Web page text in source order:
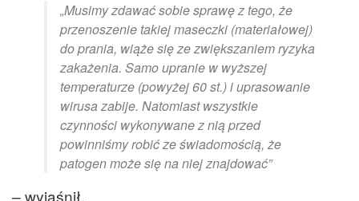
„Musimy zdawać sobie sprawę z tego, że
przenoszenie takiej maseczki (materiałowej)
do prania, wiąże się ze zwiększaniem ryzyka
zakażenia. Samo upranie w wyższej
temperaturze (powyżej 60 st.) i uprasowanie
wirusa zabije. Natomiast wszystkie
czynności wykonywane z nią przed
powinniśmy robić ze świadomością, że
patogen może się na niej znajdować”
– wyjaśnił.